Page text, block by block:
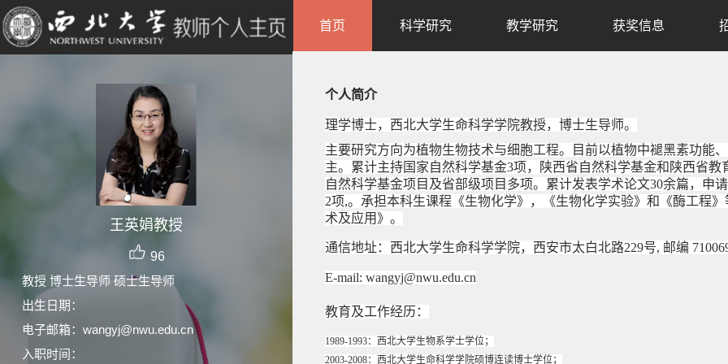
王英娟教授
96
教授 博士生导师 硕士生导师
出生日期：
电子邮箱： wangyj@nwu.edu.cn
入职时间：
首页 科学研究 教学研究 获奖信息
个人简介
理学博士，西北大学生命科学学院教授，博士生导师。
主要研究方向为植物生物技术与细胞工程。目前以植物中褪黑素功能
主。累计主持国家自然科学基金3项，陕西省自然科学基金和陕西省
自然科学基金项目及省部级项目多项。累计发表学术论文30余篇，申
2项,。承担本科生课程《生物化学》，《生物化学实验》和《酶工程
术及应用》。
通信地址：西北大学生命科学学院，西安市太白北路229号, 邮编
E-mail: wangyj@nwu.edu.cn
教育及工作经历：
1989-1993：西北大学生物系学士学位；
2003-2008：西北大学生命科学学院硕博连读博士学位；